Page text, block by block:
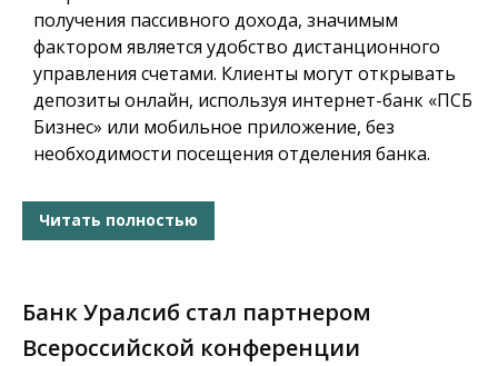
получения пассивного дохода, значимым
фактором является удобство дистанционного
управления счетами. Клиенты могут открывать
депозиты онлайн, используя интернет-банк «ПСБ
Бизнес» или мобильное приложение, без
необходимости посещения отделения банка.
Читать полностью
Банк Уралсиб стал партнером
Всероссийской конференции